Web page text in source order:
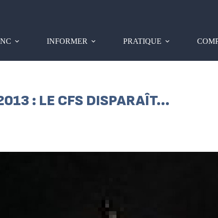
INFORMER PRATIQUE
: LE CFS DISPARAÎT…